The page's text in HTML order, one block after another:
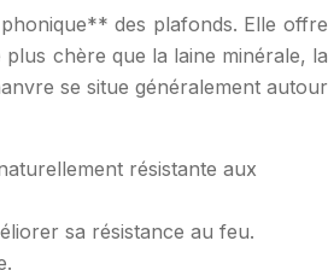
des plafonds. Elle offre
chère que la laine minérale, la
se situe généralement autour
résistante aux
sa résistance au feu.